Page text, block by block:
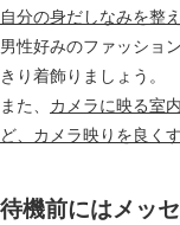
自分の身だしなみを整
男性好みのファッショ
きり着飾りましょう。
また、 カメラに映る室
ど、カメラ映りを良く
待機前にはメッ